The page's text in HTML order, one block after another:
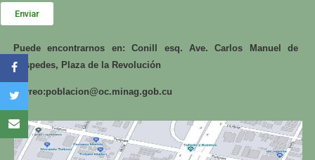
Enviar
Puede encontrarnos en: Conill esq. Ave. Carlos Manuel de
Céspedes, Plaza de la Revolución
Correo:poblacion@oc.minag.gob.cu